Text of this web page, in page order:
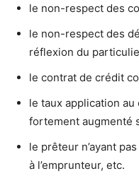
le non-respect des
le non-respect des
réflexion du
le contrat de crédit
le taux application
fortement augmenté
le prêteur n’ayant
à l’emprunteur, etc.